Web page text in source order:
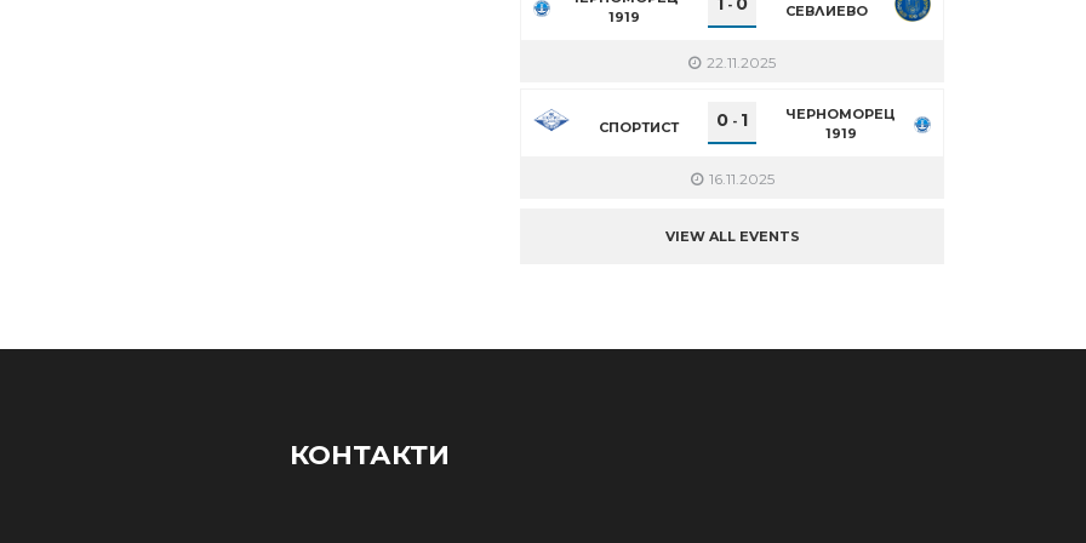
1919
- СЕВЛИЕВО
22.11.2025
СПОРТИСТ 0 - 1
ЧЕРНОМОРЕЦ
1919
16.11.2025
VIEW ALL EVENTS
КОНТАКТИ